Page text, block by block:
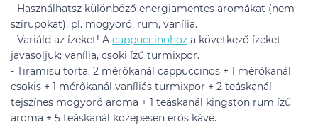
- Használhatsz különböző energiamentes aromákat (nem
szirupokat), pl. mogyoró, rum, vanília.
- Variáld az ízeket! A cappuccinohoz a következő ízeket
javasoljuk: vanília, csoki ízű turmixpor.
- Tiramisu torta: 2 mérőkanál cappuccinos + 1 mérőkanál
csokis + 1 mérőkanál vaníliás turmixpor + 2 teáskanál
tejszínes mogyoró aroma + 1 teáskanál kingston rum ízű
aroma + 5 teáskanál közepesen erős kávé.